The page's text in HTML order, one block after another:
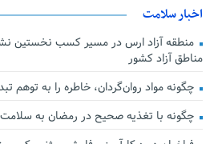
اخبار سلامت
منطقه آزاد ارس در مسیر کسب نخستین
مناطق آزاد کشور
چگونه مواد روان‌گردان، خاطره را به توهم
چگونه با تغذیه صحیح در رمضان به